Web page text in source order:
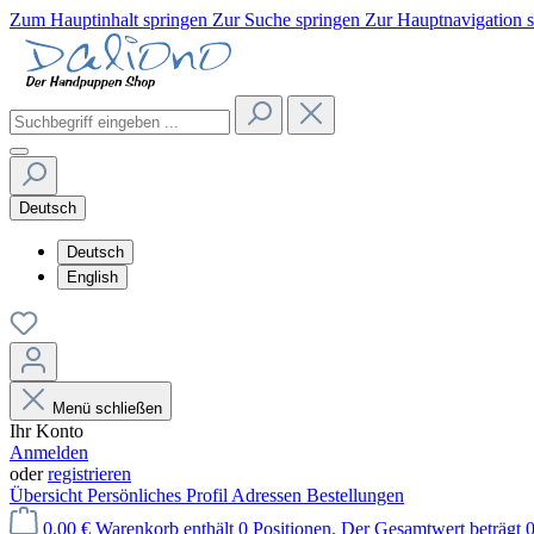
Zum Hauptinhalt springen Zur Suche springen Zur Hauptnavigation
Deutsch
Deutsch
English
Menü schließen
Ihr Konto
Anmelden
oderregistrieren
Übersicht Persönliches Profil Adressen Bestellungen
0,00 € Warenkorb enthält 0 Positionen. Der Gesamtwert beträgt